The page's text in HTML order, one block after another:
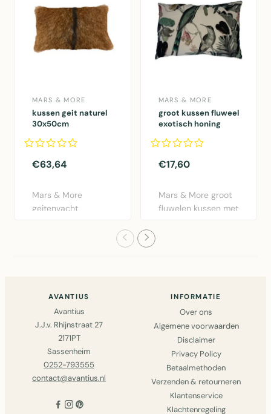
MARS & MORE
kussen geit naturel
30x50cm
€63,64
Mars & More
geitenvacht
MARS & MORE
groot kussen fluweel
exotisch honing
€17,60
Mars & More groot
fluwelen kussen met
AVANTIUS
Avantius
J.J.v. Rhijnstraat 27
2171PT
Sassenheim
0252-793555
contact@avantius.nl
INFORMATIE
Over ons
Algemene voorwaarden
Disclaimer
Privacy Policy
Betaalmethoden
Verzenden & retourneren
Klantenservice
Klachtenregeling